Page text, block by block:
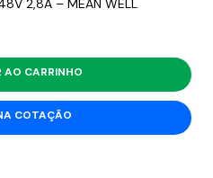
2,8A – MEAN WELL
AO CARRINHO
COTAÇÃO